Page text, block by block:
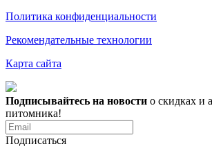
Политика конфиденциальности
Рекомендательные технологии
Карта сайта
Подписывайтесь на новости о скидках и
питомника!
Подписаться